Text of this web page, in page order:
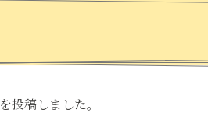
稿しました。